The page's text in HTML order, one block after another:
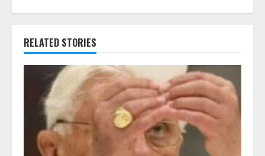
RELATED STORIES